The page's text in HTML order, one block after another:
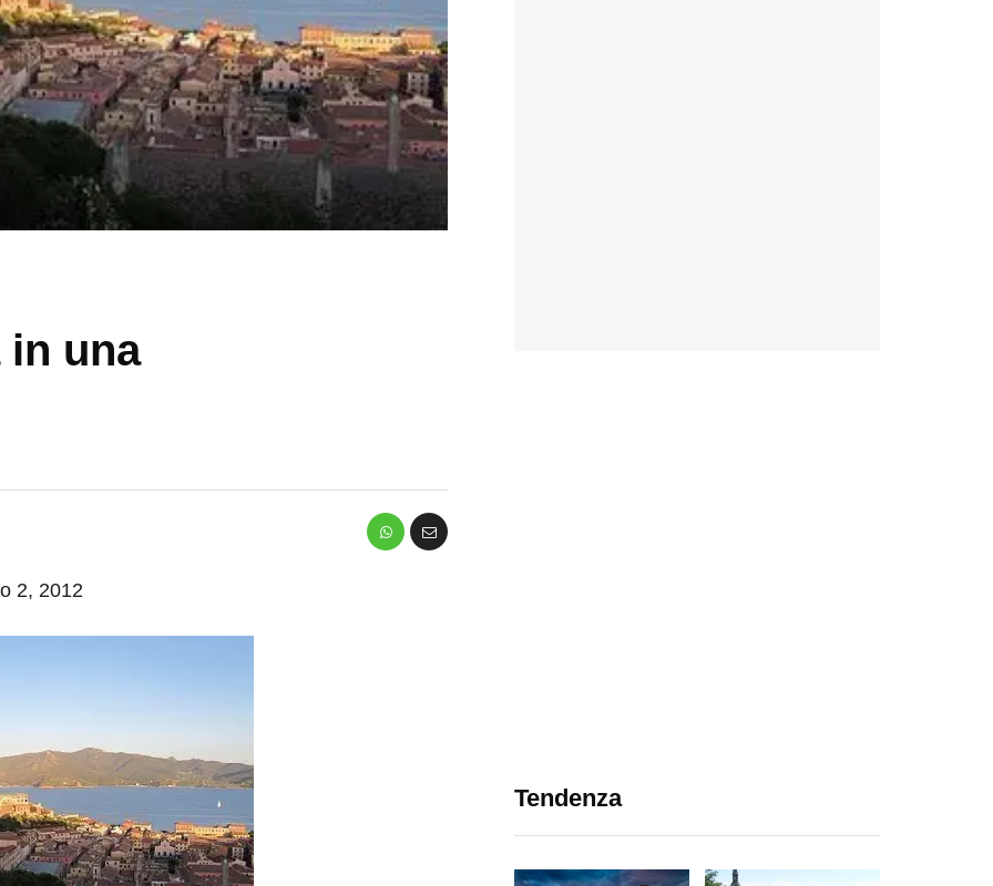
in una
2, 2012
Tendenza